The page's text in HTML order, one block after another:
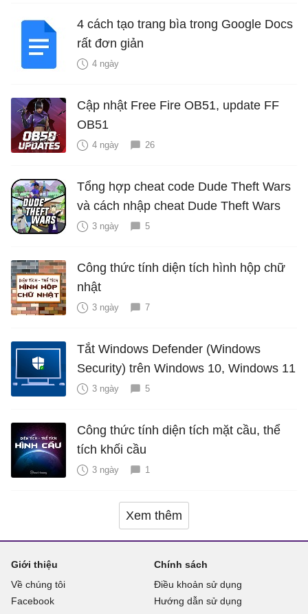
4 cách tạo trang bìa trong Google Docs
rất đơn giản
4 ngày
Cập nhật Free Fire OB51, update FF
OB51
4 ngày 26
Tổng hợp cheat code Dude Theft Wars
và cách nhập cheat Dude Theft Wars
3 ngày 5
Công thức tính diện tích hình hộp chữ
nhật
3 ngày 7
Tắt Windows Defender (Windows
Security) trên Windows 10, Windows 11
3 ngày 5
Công thức tính diện tích mặt cầu, thể
tích khối cầu
3 ngày 1
Xem thêm
Giới thiệu
Về chúng tôi
Facebook
Chính sách
Điều khoản sử dụng
Hướng dẫn sử dụng